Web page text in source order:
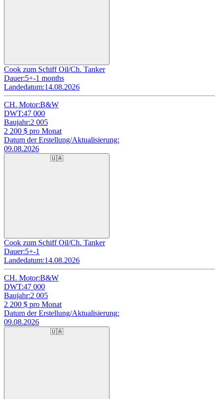
Cook zum Schiff Oil/Ch. Tanker
Dauer:5+-1 months
Landedatum:14.08.2026
CH. Motor:B&W
DWT:47 000
Baujahr:2 005
2 200 $ pro Monat
Datum der Erstellung/Aktualisierung:
09.08.2026
🇺🇦
Cook zum Schiff Oil/Ch. Tanker
Dauer:5+-1
Landedatum:14.08.2026
CH. Motor:B&W
DWT:47 000
Baujahr:2 005
2 200 $ pro Monat
Datum der Erstellung/Aktualisierung:
09.08.2026
🇺🇦